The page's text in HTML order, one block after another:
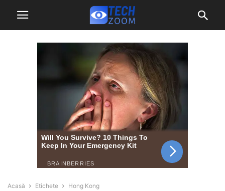
Acasă Etichete Hong Kong